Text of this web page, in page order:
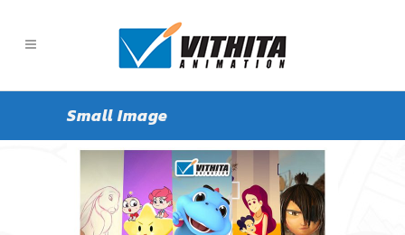
Small Image